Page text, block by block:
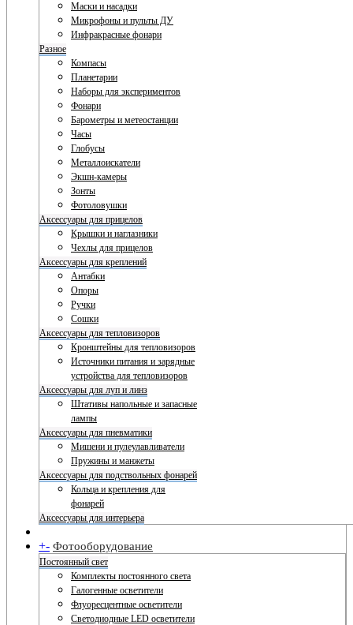
Маски и насадки
Микрофоны и пульты ДУ
Инфракрасные фонари
Разное
Компасы
Планетарии
Наборы для экспериментов
Фонари
Барометры и метеостанции
Часы
Глобусы
Металлоискатели
Экшн-камеры
Зонты
Фотоловушки
Аксессуары для прицелов
Крышки и наглазники
Чехлы для прицелов
Аксессуары для креплений
Антабки
Опоры
Ручки
Сошки
Аксессуары для тепловизоров
Кронштейны для тепловизоров
Источники питания и зарядные
устройства для тепловизоров
Аксессуары для луп и линз
Штативы напольные и запасные
лампы
Аксессуары для пневматики
Мишени и пулеулавливатели
Пружины и манжеты
Аксессуары для подствольных фонарей
Кольца и крепления для
фонарей
Аксессуары для интерьера
+- Фотооборудование
Постоянный свет
Комплекты постоянного света
Галогенные осветители
Флуоресцентные осветители
Светодиодные LED осветители